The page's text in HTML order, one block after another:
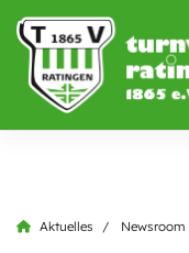
Aktuelles Newsroom